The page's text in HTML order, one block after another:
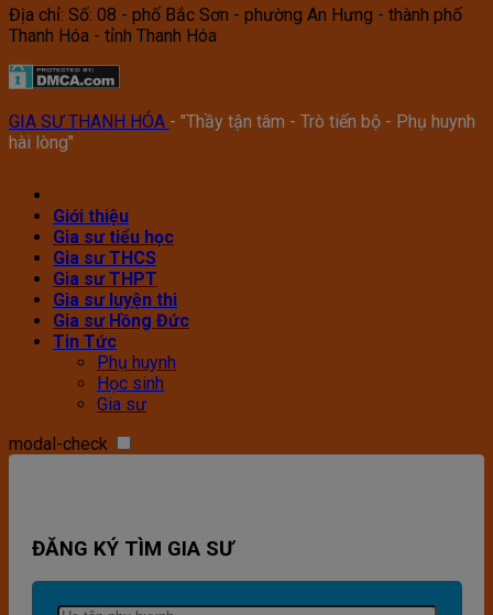
Địa chỉ: Số: 08 - phố Bắc Sơn - phường An Hưng - thành phố
Thanh Hóa - tỉnh Thanh Hóa
GIA SƯ THANH HÓA - "Thầy tận tâm - Trò tiến bộ - Phụ huynh
hài lòng"
Giới thiệu
Gia sư tiểu học
Gia sư THCS
Gia sư THPT
Gia sư luyện thi
Gia sư Hồng Đức
Tin Tức
Phụ huynh
Học sinh
Gia sư
modal-check
ĐĂNG KÝ TÌM GIA SƯ